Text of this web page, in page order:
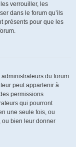
verrouiller, les
dans le forum qu’ils
présents pour que les
du forum
peut appartenir à
permissions
qui pourront
une seule fois, ou
ou bien leur donner